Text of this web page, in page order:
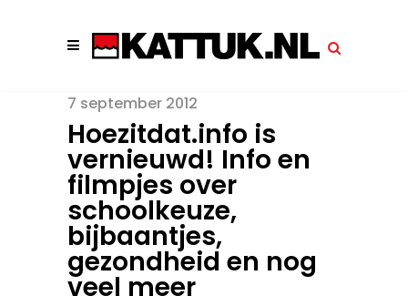
7 september 2012
Hoezitdat.info is
vernieuwd! Info en
filmpjes over
schoolkeuze,
bijbaantjes,
gezondheid en nog
veel meer